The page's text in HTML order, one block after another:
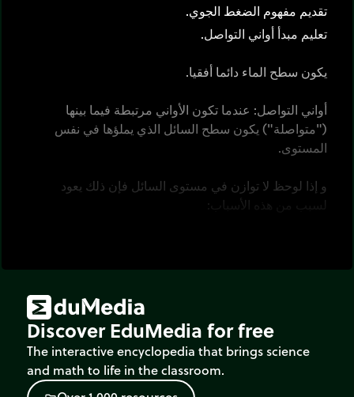
تقديم مفهوم الضغط الجوي.
تعليم مبدأ أواني التواصل.
يكون سطح الماء دائما أفقيا.
أواني التواصل: عندما تكون الأواني مرتبطة فيما بينها
("متواصلة") يكون سطح السائل الذي يملؤها في نفس
المستوى.
و إذا لوحظ لا توازن في مستوى السائل فإن ذلك يعود
لسبب من هذه الأسباب:
على القنينة أو على الصنبور لتشغيلهما.
Discover EduMedia for free
The interactive encyclopedia that brings science
and math to life in the classroom.